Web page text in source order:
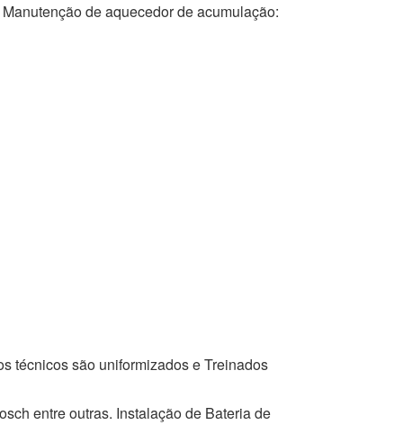
de aquecedor de acumulação:
técnicos são uniformizados e Treinados
entre outras. Instalação de Bateria de